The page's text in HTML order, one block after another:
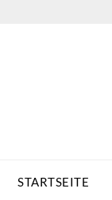
STARTSEITE